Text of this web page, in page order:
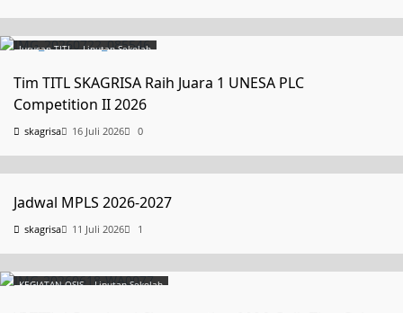
Jurusan TITL Liputan Sekolah
Tim TITL SKAGRISA Raih Juara 1 UNESA PLC
Competition II 2026
skagrisa 16 Juli 2026 0
Jadwal MPLS 2026-2027
skagrisa 11 Juli 2026 1
KEGIATAN OSIS Liputan Sekolah